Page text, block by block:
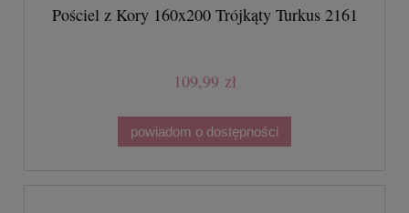
Pościel z Kory 160x200 Trójkąty Turkus 2161
109,99 zł
powiadom o dostępności